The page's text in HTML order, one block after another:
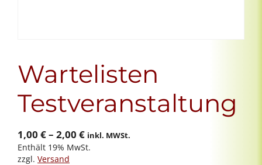
Wartelisten
Testveranstaltung
1,00 €– 2,00 €Preisspanne:
1,00 €
inkl. MWSt.
Enthält 19% MwSt.
zzgl. Versand